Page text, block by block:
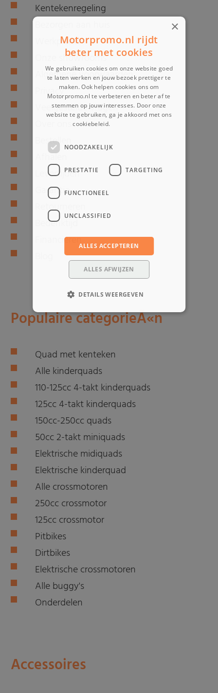
Kentekenregeling
Werkplaats
Onze showrooms
Algemene voorwaarden
Privacy
Veelgestelde vragen
Bestellen
Afhalen
Levertijden
Garantie
Retourneren
Bedenktijd
Financieren
Populaire categorieÃ«n
Quad met kenteken
Alle kinderquads
110-125cc 4-takt kinderquads
125cc 4-takt kinderquads
150cc-250cc quads
50cc 2-takt miniquads
Elektrische midiquads
Elektrische kinderquad
Alle crossmotoren
250cc crossmotor
125cc crossmotor
Pitbikes
Dirtbikes
Elektrische crossmotoren
Alle buggy's
Onderdelen
Accessoires
×
Motorpromo.nl rijdt
beter met cookies
We gebruiken cookies om onze website goed
te laten werken en jouw bezoek prettiger te
maken. Ook helpen cookies ons om
Motorpromo.nl te verbeteren en beter af te
stemmen op jouw interesses. Door onze
website te gebruiken, ga je akkoord met ons
cookiebeleid.
NOODZAKELIJK
PRESTATIE TARGETING
FUNCTIONEEL
UNCLASSIFIED
ALLES ACCEPTEREN
ALLES AFWIJZEN
DETAILS WEERGEVEN